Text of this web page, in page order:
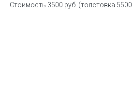
Стоимость 3500 руб. (толстовка 5500